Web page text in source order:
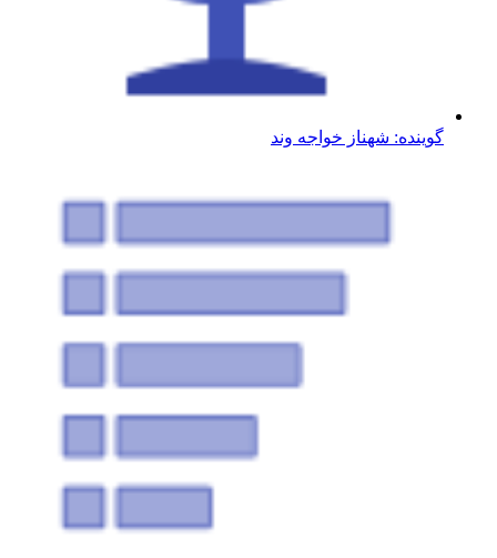
گوینده: شهناز خواجه وند